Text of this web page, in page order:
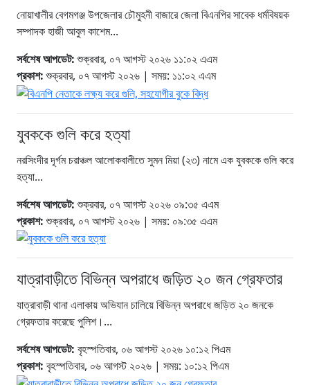
নোয়াখালীর বেগমগঞ্জ উপজেলার চৌমুহনী বাজারে জেলা বিএনপির সাবেক ধর্মবিষয়ক
সম্পাদক হাজী আবুল কাশেম...
সর্বশেষ আপডেট:শুক্রবার, ০৭ আগস্ট ২০২৬ ১১:০২ এএম
প্রকাশ:শুক্রবার, ০৭ আগস্ট ২০২৬ | সময়: ১১:০২ এএম
যুবককে গুলি করে হত্যা
নরসিংদীর দূর্গম চরাঞ্চল আলোকবালীতে সুমন মিয়া (২৩) নামে এক যুবককে গুলি করে
হত্যা...
সর্বশেষ আপডেট:শুক্রবার, ০৭ আগস্ট ২০২৬ ০৯:৩৫ এএম
প্রকাশ:শুক্রবার, ০৭ আগস্ট ২০২৬ | সময়: ০৯:৩৫ এএম
যাত্রাবাড়ীতে বিভিন্ন অপরাধে জড়িত ২০ জন গ্রেফতার
যাত্রাবাড়ী থানা এলাকায় অভিযান চালিয়ে বিভিন্ন অপরাধে জড়িত ২০ জনকে
গ্রেফতার করেছে পুলিশ।...
সর্বশেষ আপডেট: বৃহস্পতিবার, ০৬ আগস্ট ২০২৬ ১০:১২ পিএম
প্রকাশ: বৃহস্পতিবার, ০৬ আগস্ট ২০২৬ | সময়: ১০:১২ পিএম